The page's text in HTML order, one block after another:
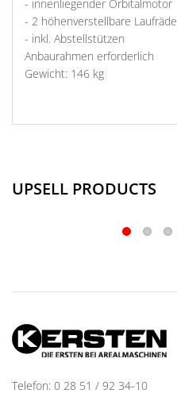
- innenliegender Orbitalmotor
- 2 höhenverstellbare
- inkl. Abstellstützen
Anbaurahmen erforderlich
Gewicht: 146 kg
UPSELL PRODUCTS
Telefon: 0 28 51 / 92 34-10